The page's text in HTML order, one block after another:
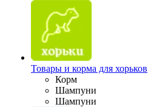
Товары и корма для хорьков
Корм
Шампуни
Шампуни